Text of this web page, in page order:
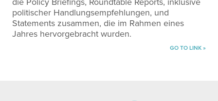
politischer Handlungsempfehlungen, und
Statements zusammen, die im Rahmen eines
Jahres hervorgebracht wurden.
GO TO LINK »